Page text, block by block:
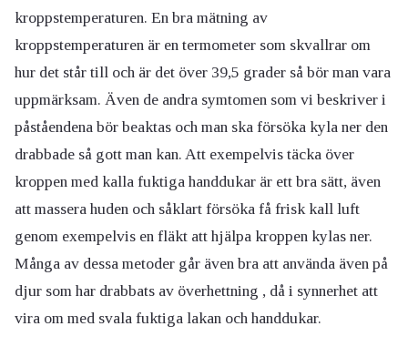
kroppstemperaturen. En bra mätning av
kroppstemperaturen är en termometer som skvallrar om
hur det står till och är det över 39,5 grader så bör man vara
uppmärksam. Även de andra symtomen som vi beskriver i
påståendena bör beaktas och man ska försöka kyla ner den
drabbade så gott man kan. Att exempelvis täcka över
kroppen med kalla fuktiga handdukar är ett bra sätt, även
att massera huden och såklart försöka få frisk kall luft
genom exempelvis en fläkt att hjälpa kroppen kylas ner.
Många av dessa metoder går även bra att använda även på
djur som har drabbats av överhettning , då i synnerhet att
vira om med svala fuktiga lakan och handdukar.